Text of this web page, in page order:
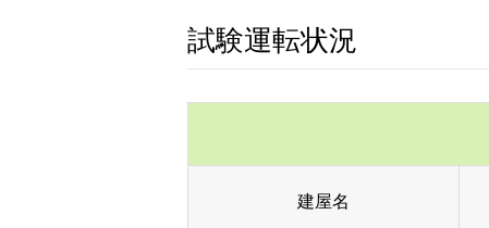
試験運転状況
建屋名